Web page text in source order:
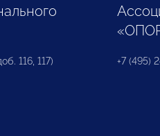
116, 117) +7 (495)